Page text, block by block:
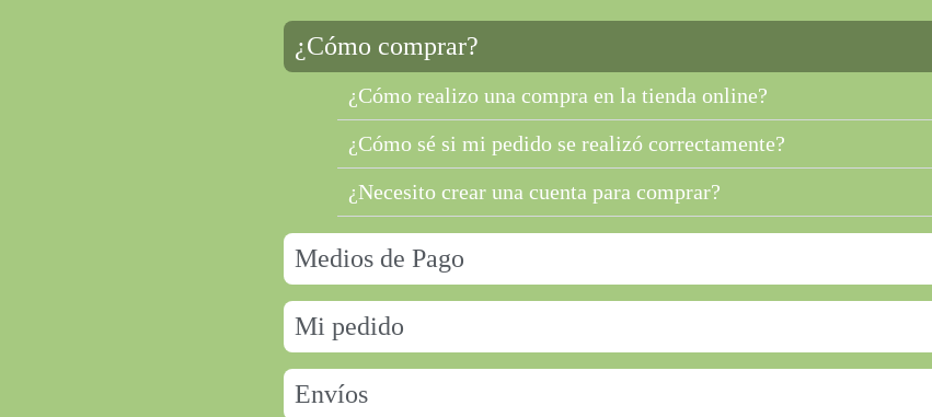
¿Cómo comprar?
¿Cómo realizo una compra en la tienda online?
¿Cómo sé si mi pedido se realizó correctamente?
¿Necesito crear una cuenta para comprar?
Medios de Pago
Mi pedido
Envíos